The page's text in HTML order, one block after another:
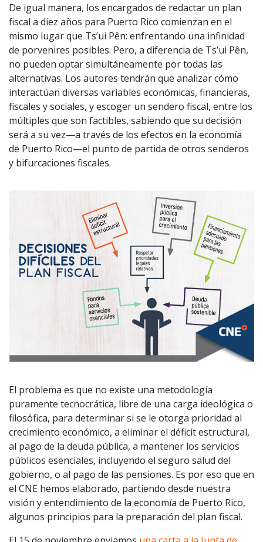
De igual manera, los encargados de redactar un plan
fiscal a diez años para Puerto Rico comienzan en el
mismo lugar que Ts’ui Pên: enfrentando una infinidad
de porvenires posibles. Pero, a diferencia de Ts’ui Pên,
no pueden optar simultáneamente por todas las
alternativas. Los autores tendrán que analizar cómo
interactúan diversas variables económicas, financieras,
fiscales y sociales, y escoger un sendero fiscal, entre los
múltiples que son factibles, sabiendo que su decisión
será a su vez—a través de los efectos en la economía
de Puerto Rico—el punto de partida de otros senderos
y bifurcaciones fiscales.
El problema es que no existe una metodología
puramente tecnocrática, libre de una carga ideológica o
filosófica, para determinar si se le otorga prioridad al
crecimiento económico, a eliminar el déficit estructural,
al pago de la deuda pública, a mantener los servicios
públicos esenciales, incluyendo el seguro salud del
gobierno, o al pago de las pensiones. Es por eso que en
el CNE hemos elaborado, partiendo desde nuestra
visión y entendimiento de la economía de Puerto Rico,
algunos principios para la preparación del plan fiscal.